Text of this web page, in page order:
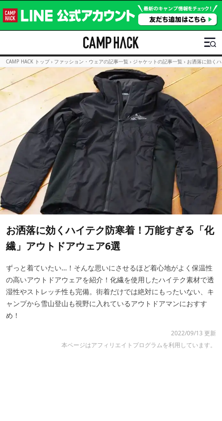
CAMP HACK トップ › ファッション・ウェアの記事一覧 › ジャケットの記事一覧 › お洒落に効く
お洒落に効くハイテク防寒着！万能すぎる「化
繊」アウトドアウェア6選
ずっと着ていたい…！そんな思いにさせるほど着心地がよく保温性
の高いアウトドアウェアを紹介！化繊を使用したハイテク素材で透
湿性やストレッチ性も完備。街着だけでは絶対にもったいない、キ
ャンプから雪山登山も視野に入れているアウトドアマンにおすす
め！
2022/09/13 更新
本ページはアフィリエイトプログラムを利用しています。